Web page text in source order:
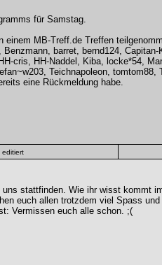
für Samstag.
einem MB-Treff.de Treffen
barret, bernd124,
cris, HH-Naddel, Kiba, locke*54,
Teichnapoleon, tomtom88,
eine Rückmeldung habe.
editiert
stattfinden. Wie ihr wisst kommt
euch allen trotzdem viel Spass
Vermissen euch alle schon. ;(